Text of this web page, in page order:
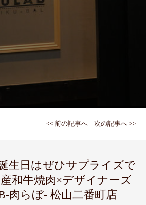
<< 前の記事へ 次の記事へ >>
生日はぜひサプライズで
和牛焼肉×デザイナーズ
肉らぼ- 松山二番町店